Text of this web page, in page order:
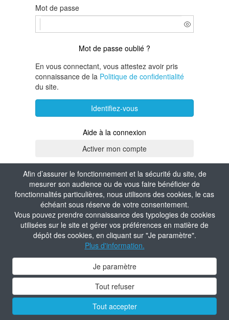
Afin d’assurer le fonctionnement et la sécurité du site, de
mesurer son audience ou de vous faire bénéficier de
fonctionnalités particulières, nous utilisons des cookies, le cas
échéant sous réserve de votre consentement.
Vous pouvez prendre connaissance des typologies de cookies
utilisées sur le site et gérer vos préférences en matière de
dépôt des cookies, en cliquant sur "Je paramètre".
Plus d'information.
Je paramètre
Tout refuser
Tout accepter
Mot de passe
Mot de passe oublié ?
En vous connectant, vous attestez avoir pris
connaissance de la Politique de confidentialité
du site.
Identifiez-vous
Aide à la connexion